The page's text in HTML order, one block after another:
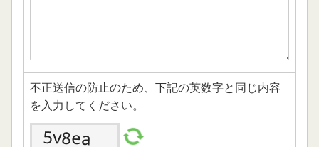
不正送信の防止のため、下記の英数字と同じ内容
を入力してください。